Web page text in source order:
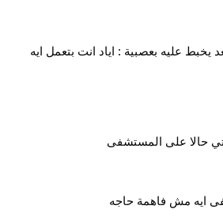
عليه بعصبية : اياد انت بتعمل ايه
حالا على المستشفى
ايه مش فاهمة حاجه